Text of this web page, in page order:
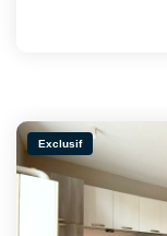
Exclusif